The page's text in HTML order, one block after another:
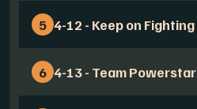
5 4-12 - Keep on Fighting
6 4-13 - Team Powerstar